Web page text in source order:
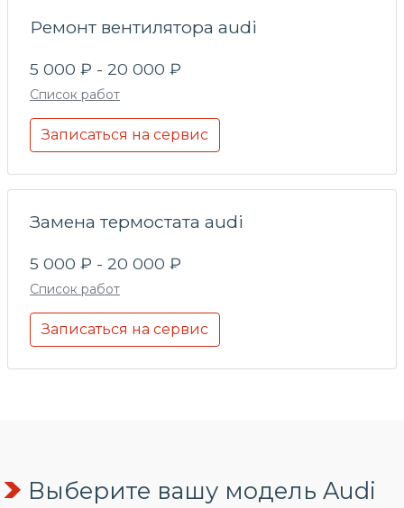
Ремонт вентилятора audi
5 000 ₽ - 20 000 ₽
Список работ
Записаться на сервис
Замена термостата audi
5 000 ₽ - 20 000 ₽
Список работ
Записаться на сервис
Выберите вашу модель Audi